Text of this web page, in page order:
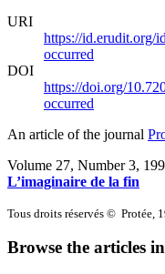
URI
https://id.erudit.org/
occurred
DOI
https://doi.org/
occurred
An article of the journal
Volume 27, Number 3,
L’imaginaire de la fin
Tous droits réservés © Protée,
Browse the articles